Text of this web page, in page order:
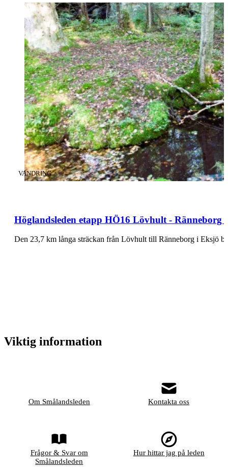
Höglandsleden etapp HÖ16 Lövhult - Ränneborg
KATEGORI:
VANDRING
Den 23,7 km långa sträckan från Lövhult till Ränneborg i Eksjö
Viktig information
Om Smålandsleden Kontakta oss
Frågor & Svar om
Smålandsleden
Hur hittar jag på leden